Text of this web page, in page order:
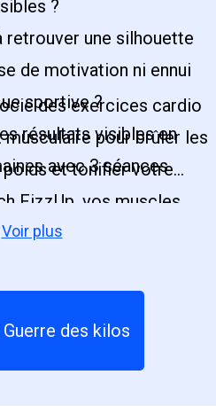
?
retrouver une silhouette
de motivation ni ennui
sportive ?
résultats visibles en
avec 3 séances
effort ciblé et bien
des exercices cardio
pour brûler les
poids et tonifier votre
FizzUp, vos muscles
serez en meilleure
Voir plus
des kilos